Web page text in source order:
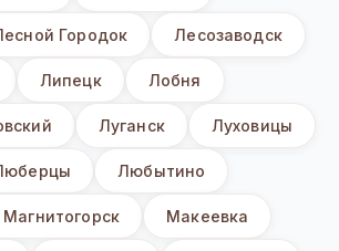
Городок Лесозаводск
Липецк Лобня
Луганск Луховицы
Любытино
Магнитогорск Макеевка